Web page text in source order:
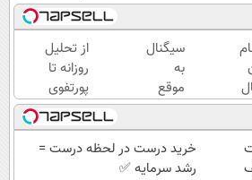
با
سینگال
درست
بالا ببر
👌
کنیم؟
سیگنال
تخصصی
بگیر
سیگنال
به
موقع
سرمایه
گذاری
(رایگان
به
از تحلیل
روزانه تا
پورتفوی
اختصاصی؛
اینجا روی
سود باش!
خرید درست در لحظه درست =
رشد سرمایه ✅